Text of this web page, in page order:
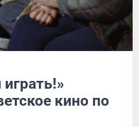
кино по